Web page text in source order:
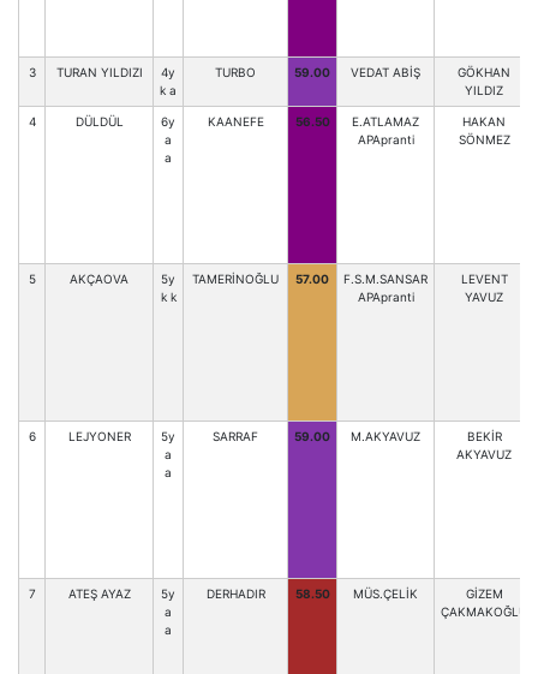
3 TURAN YILDIZI
4y
k a
TURBO 59.00 VEDAT ABİŞ
GÖKHAN
YILDIZ
4 DÜLDÜL
6y
a
a
KAANEFE 56.50
E.ATLAMAZ
APApranti
HAKAN
SÖNMEZ
5 AKÇAOVA
5y
k k
TAMERİNOĞLU 57.00
F.S.M.SANSAR
APApranti
LEVENT
YAVUZ
6 LEJYONER
5y
a
a
SARRAF 59.00 M.AKYAVUZ
BEKİR
AKYAVUZ
7 ATEŞ AYAZ
5y
a
a
DERHADIR 58.50 MÜS.ÇELİK
GİZEM
ÇAKMAKOĞLU